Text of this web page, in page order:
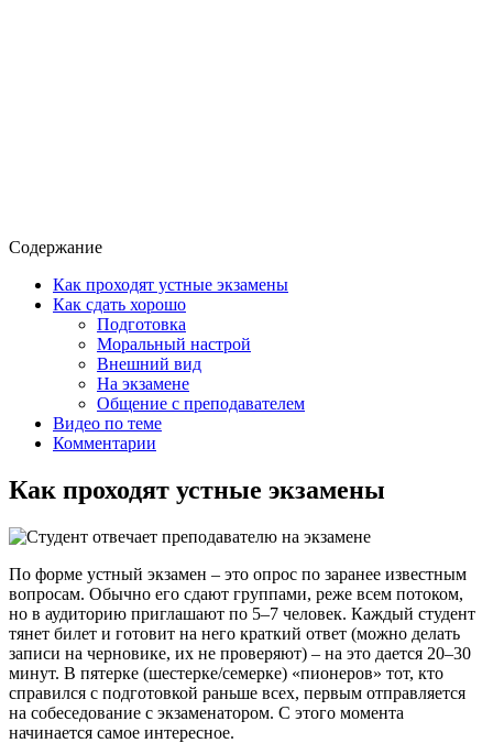
Содержание
Как проходят устные экзамены
Как сдать хорошо
Подготовка
Моральный настрой
Внешний вид
На экзамене
Общение с преподавателем
Видео по теме
Комментарии
Как проходят устные экзамены
По форме устный экзамен – это опрос по заранее известным
вопросам. Обычно его сдают группами, реже всем потоком,
но в аудиторию приглашают по 5–7 человек. Каждый студент
тянет билет и готовит на него краткий ответ (можно делать
записи на черновике, их не проверяют) – на это дается 20–30
минут. В пятерке (шестерке/семерке) «пионеров» тот, кто
справился с подготовкой раньше всех, первым отправляется
на собеседование с экзаменатором. С этого момента
начинается самое интересное.